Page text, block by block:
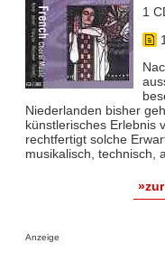
1
Niederlanden bisher
künstlerisches Erlebnis
rechtfertigt solche
musikalisch, technisch,
Anzeige